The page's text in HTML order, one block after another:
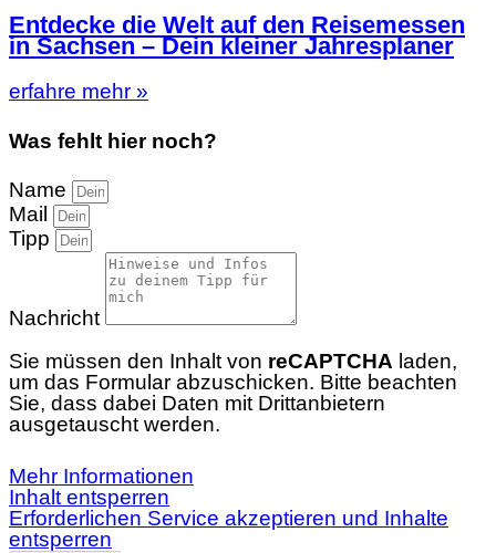
Entdecke die Welt auf den Reisemessen
in Sachsen – Dein kleiner Jahresplaner
erfahre mehr »
Was fehlt hier noch?
Name
Mail
Tipp
Nachricht
Sie müssen den Inhalt von reCAPTCHA laden,
um das Formular abzuschicken. Bitte beachten
Sie, dass dabei Daten mit Drittanbietern
ausgetauscht werden.
Mehr Informationen
Inhalt entsperren
Erforderlichen Service akzeptieren und Inhalte
entsperren